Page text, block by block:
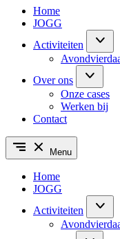
Home
JOGG
Activiteiten
Over ons
Onze cases
Werken bij
Contact
Menu
Home
JOGG
Activiteiten